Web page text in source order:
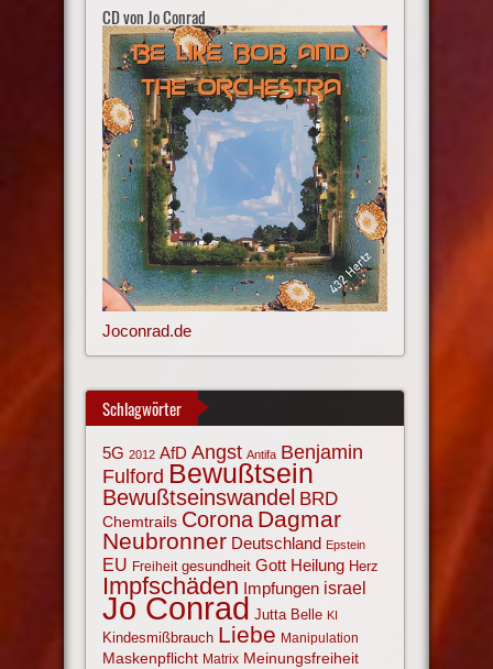
CD von Jo Conrad
Joconrad.de
Schlagwörter
5G 2012 AfD Angst Antifa Benjamin
Fulford Bewußtsein
Bewußtseinswandel BRD
Chemtrails Corona Dagmar
Neubronner Deutschland Epstein
EU Freiheit gesundheit Gott Heilung Herz
Impfschäden Impfungen israel
Jo Conrad Jutta Belle KI
Kindesmißbrauch Liebe Manipulation
Maskenpflicht Matrix Meinungsfreiheit